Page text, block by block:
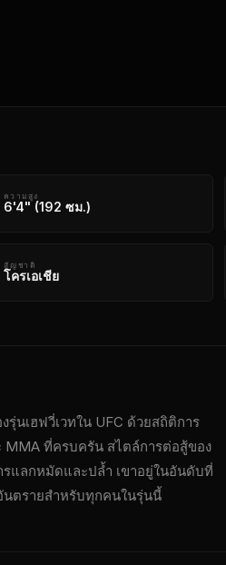
ความสูง
6'4" (192 ซม.)
สัญชาติ
โครเอเชีย
นเฮฟวี่เวทใน UFC ด้วยสถิติการ
MMA ที่ครบครัน สไตล์การต่อสู้ของ
รแลกหมัดและปล้ำ เขาอยู่ในอันดับที่
นตรายสำหรับทุกคนในรุ่นนี้